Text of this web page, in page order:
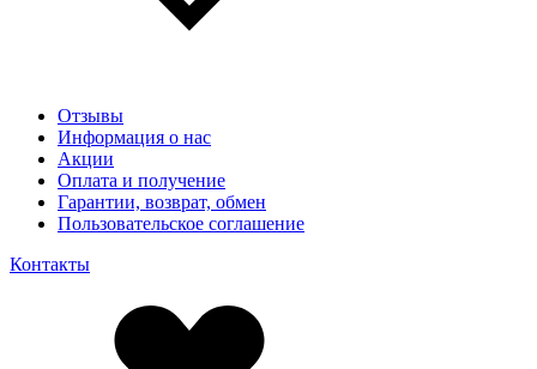
Отзывы
Информация о нас
Акции
Оплата и получение
Гарантии, возврат, обмен
Пользовательское соглашение
Контакты